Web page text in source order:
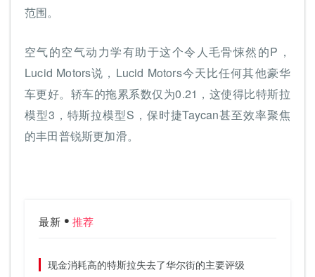
范围。
空气的空气动力学有助于这个令人毛骨悚然的P，
Lucid Motors说，Lucid Motors今天比任何其他豪华
车更好。轿车的拖累系数仅为0.21，这使得比特斯拉
模型3，特斯拉模型S，保时捷Taycan甚至效率聚焦
的丰田普锐斯更加滑。
最新 推荐
现金消耗高的特斯拉失去了华尔街的主要评级